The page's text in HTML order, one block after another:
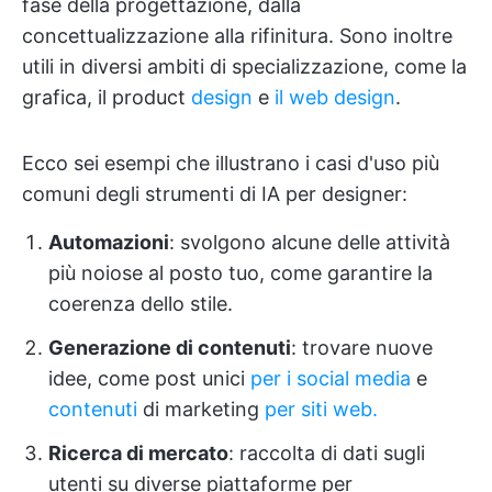
fase della progettazione, dalla
concettualizzazione alla rifinitura. Sono inoltre
utili in diversi ambiti di specializzazione, come la
grafica, il product design e il web design.
Ecco sei esempi che illustrano i casi d'uso più
comuni degli strumenti di IA per designer:
Automazioni: svolgono alcune delle attività
più noiose al posto tuo, come garantire la
coerenza dello stile.
Generazione di contenuti: trovare nuove
idee, come post unici per i social media e
contenuti di marketing per siti web.
Ricerca di mercato: raccolta di dati sugli
utenti su diverse piattaforme per